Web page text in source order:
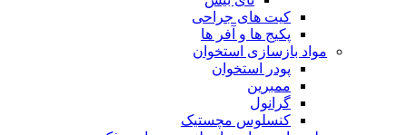
کیت های جراحی
پکیج ها و آفر ها
مواد بازسازی استخوان
پودر استخوان
ممبرین
گرانول
کنسلوس مچستیک